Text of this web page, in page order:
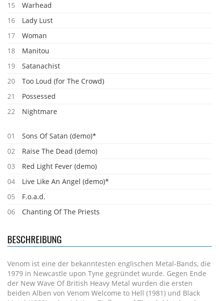
15
Warhead
16
Lady Lust
17
Woman
18
Manitou
19
Satanachist
20
Too Loud (for The Crowd)
21
Possessed
22
Nightmare
01
Sons Of Satan (demo)*
02
Raise The Dead (demo)
03
Red Light Fever (demo)
04
Live Like An Angel (demo)*
05
F.o.a.d.
06
Chanting Of The Priests
BESCHREIBUNG
Venom ist eine der bekanntesten englischen Metal-Bands, die
1979 in Newcastle upon Tyne gegründet wurde. Gegen Ende
der New Wave Of British Heavy Metal wurden die ersten
beiden Alben von Venom Welcome to Hell (1981) und Black